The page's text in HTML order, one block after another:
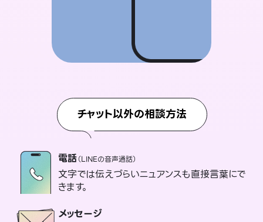
チャット以外の相談方法
電話（LINEの音声通話）
文字では伝えづらいニュアンスも直接言葉にで
きます。
メッセージ